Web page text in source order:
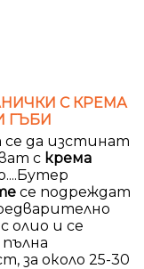
С КРЕМА
ГЪБИ
да изстинат
с крема
се подреждат
олио и се
за около 25-30